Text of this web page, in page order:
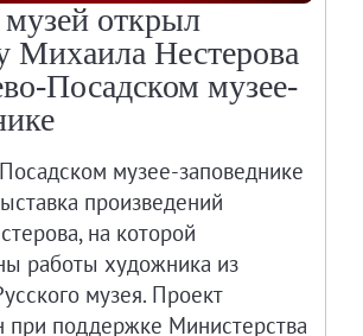
открыл
Михаила Нестерова
Посадском музее-
музее-заповеднике
произведений
на которой
работы художника из
музея. Проект
при поддержке Министерства